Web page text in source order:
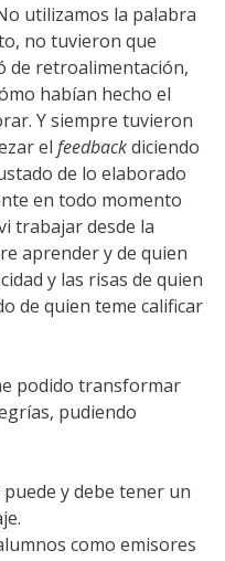
utilizamos la palabra
no tuvieron que
de retroalimentación,
habían hecho el
Y siempre tuvieron
el feedbackdiciendo
de lo elaborado
en todo momento
trabajar desde la
aprender y de quien
y las risas de quien
de quien teme calificar
podido transformar
pudiendo
puede y debe tener un
como emisores